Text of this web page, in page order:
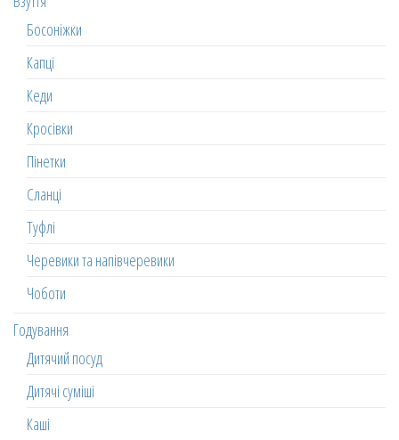
Босоніжки
Капці
Кеди
Кросівки
Пінетки
Сланці
Туфлі
Черевики та напівчеревики
Чоботи
Годування
Дитячий посуд
Дитячі суміші
Каші